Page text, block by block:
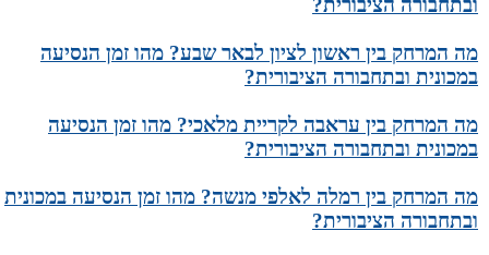
מה המרחק בין ראשון לציון לבאר שבע? מהו זמן הנסיעה
במכונית ובתחבורה הציבורית?
מה המרחק בין עראבה לקריית מלאכי? מהו זמן הנסיעה
במכונית ובתחבורה הציבורית?
מה המרחק בין רמלה לאלפי מנשה? מהו זמן הנסיעה במכונית
ובתחבורה הציבורית?